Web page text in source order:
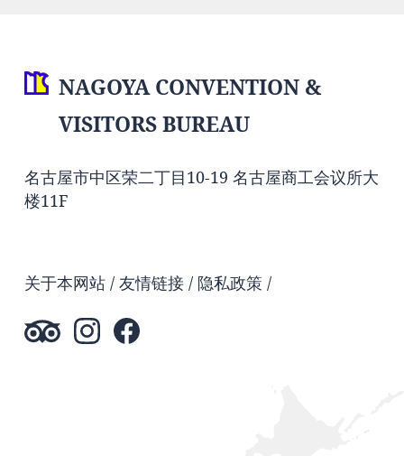
NAGOYA CONVENTION &
VISITORS BUREAU
名古屋市中区荣二丁目10-19 名古屋商工会议所大
楼11F
关于本网站 友情链接 隐私政策